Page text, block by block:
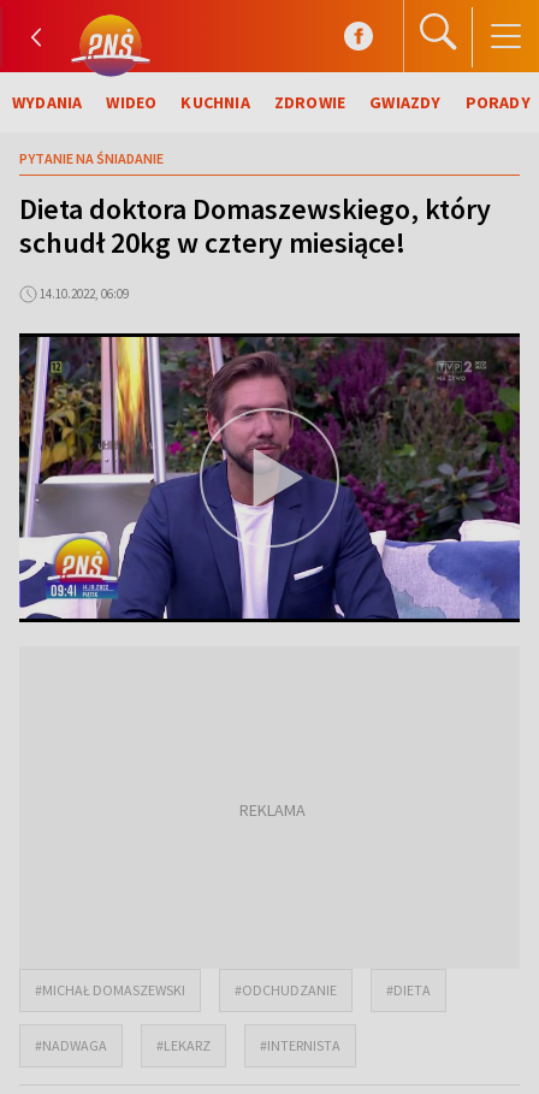
WYDANIA WIDEO KUCHNIA ZDROWIE GWIAZDY PORADY
PYTANIE NA ŚNIADANIE
Dieta doktora Domaszewskiego, który
schudł 20kg w cztery miesiące!
14.10.2022, 06:09
#MICHAŁ DOMASZEWSKI #ODCHUDZANIE #DIETA
#NADWAGA #LEKARZ #INTERNISTA